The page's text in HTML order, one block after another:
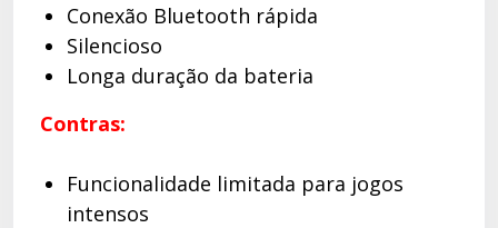
Conexão Bluetooth rápida
Silencioso
Longa duração da bateria
Contras:
Funcionalidade limitada para jogos
intensos